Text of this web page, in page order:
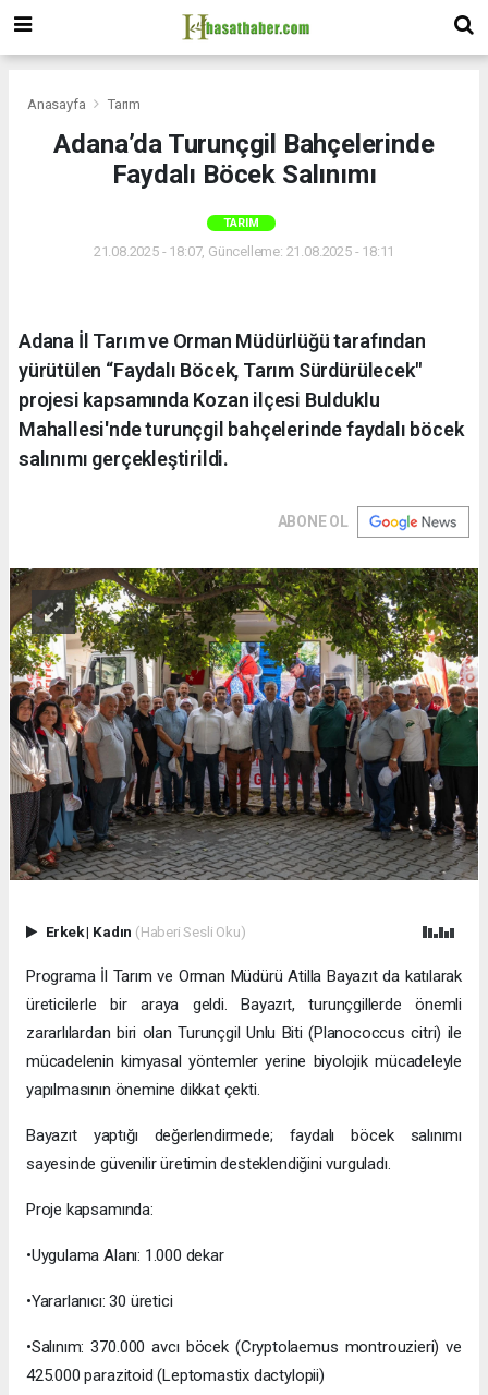
Anasayfa Tarım
Adana’da Turunçgil Bahçelerinde
Faydalı Böcek Salınımı
TARIM
21.08.2025 - 18:07, Güncelleme: 21.08.2025 - 18:11
​Adana İl Tarım ve Orman Müdürlüğü tarafından
yürütülen “Faydalı Böcek, Tarım Sürdürülecek"
projesi kapsamında Kozan ilçesi Bulduklu
Mahallesi'nde turunçgil bahçelerinde faydalı böcek
salınımı gerçekleştirildi.
ABONE OL
Erkek| Kadın (Haberi Sesli Oku)
Programa İl Tarım ve Orman Müdürü Atilla Bayazıt da katılarak
üreticilerle bir araya geldi. Bayazıt, turunçgillerde önemli
zararlılardan biri olan Turunçgil Unlu Biti (Planococcus citri) ile
mücadelenin kimyasal yöntemler yerine biyolojik mücadeleyle
yapılmasının önemine dikkat çekti.
Bayazıt yaptığı değerlendirmede; faydalı böcek salınımı
sayesinde güvenilir üretimin desteklendiğini vurguladı.
Proje kapsamında:
•Uygulama Alanı: 1.000 dekar
•Yararlanıcı: 30 üretici
•Salınım: 370.000 avcı böcek (Cryptolaemus montrouzieri) ve
425.000 parazitoid (Leptomastix dactylopii)